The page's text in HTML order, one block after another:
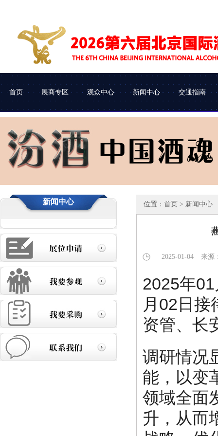
首页
展会介绍 组织机构
展商专区
参展申请 参展流程
车辆进馆
观众中心
企业查询 观众类别
新闻中心 交通指南
新闻中心 位置： 首页 > 新闻中心
2025-01-04 来源
2025年
月02日接
资管、长
调研情况
能，以变
领域全面
升，从而